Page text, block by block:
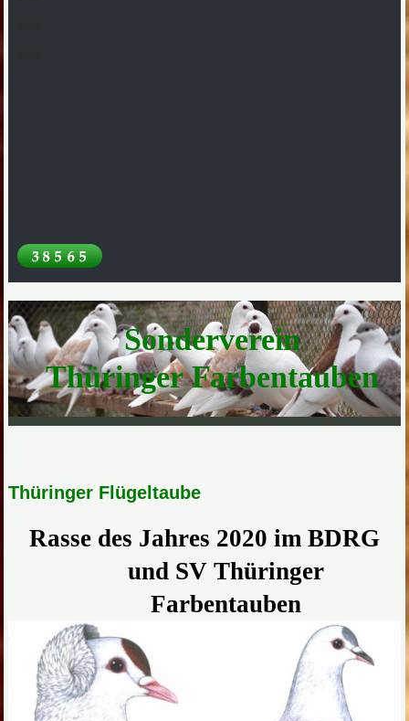
Sonderverein
Thüringer Farbentauben
Thüringer Flügeltaube
Rasse des Jahres 2020 im BDRG
und SV Thüringer
Farbentauben